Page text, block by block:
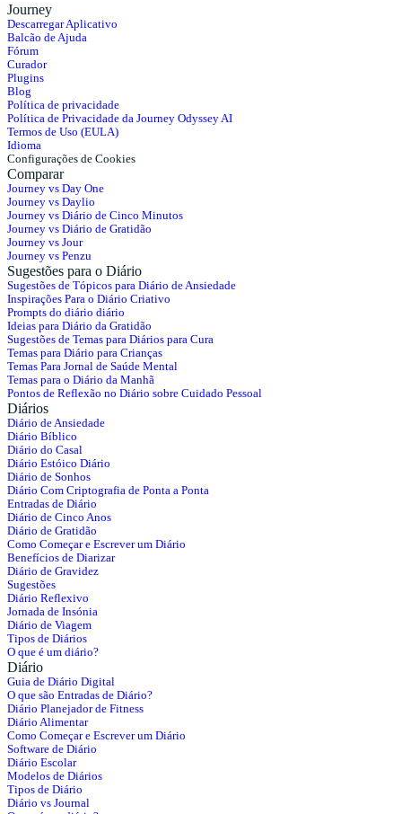
Journey
Descarregar Aplicativo
Balcão de Ajuda
Fórum
Curador
Plugins
Blog
Política de privacidade
Política de Privacidade da Journey Odyssey AI
Termos de Uso (EULA)
Idioma
Configurações de Cookies
Comparar
Journey vs Day One
Journey vs Daylio
Journey vs Diário de Cinco Minutos
Journey vs Diário de Gratidão
Journey vs Jour
Journey vs Penzu
Sugestões para o Diário
Sugestões de Tópicos para Diário de Ansiedade
Inspirações Para o Diário Criativo
Prompts do diário diário
Ideias para Diário da Gratidão
Sugestões de Temas para Diários para Cura
Temas para Diário para Crianças
Temas Para Jornal de Saúde Mental
Temas para o Diário da Manhã
Pontos de Reflexão no Diário sobre Cuidado Pessoal
Diários
Diário de Ansiedade
Diário Bíblico
Diário do Casal
Diário Estóico Diário
Diário de Sonhos
Diário Com Criptografia de Ponta a Ponta
Entradas de Diário
Diário de Cinco Anos
Diário de Gratidão
Como Começar e Escrever um Diário
Benefícios de Diarizar
Diário de Gravidez
Sugestões
Diário Reflexivo
Jornada de Insónia
Diário de Viagem
Tipos de Diários
O que é um diário?
Diário
Guia de Diário Digital
O que são Entradas de Diário?
Diário Planejador de Fitness
Diário Alimentar
Como Começar e Escrever um Diário
Software de Diário
Diário Escolar
Modelos de Diários
Tipos de Diário
Diário vs Journal